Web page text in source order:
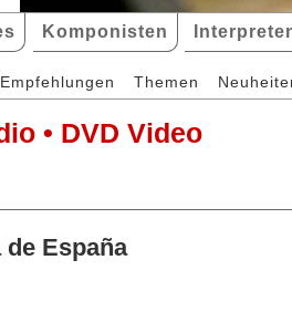
Komponisten
Empfehlungen Themen
• DVD Video
España